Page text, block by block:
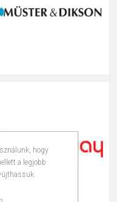
hogy
a legjobb